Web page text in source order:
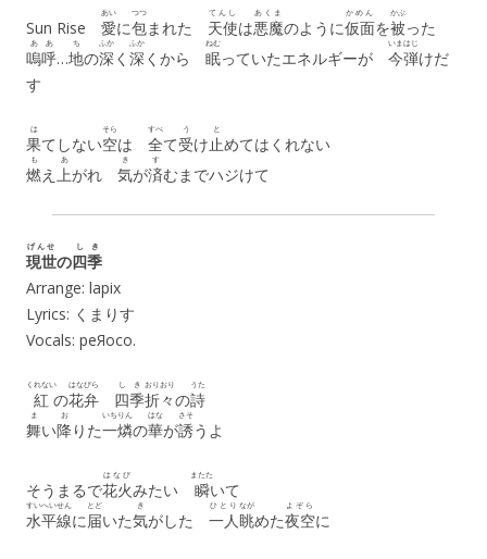
Sun Rise 愛
あい
に包
つつ
まれた 天使
てんし
は悪魔
あくま
のように仮面
かめん
を被
かぶ
った
嗚呼
ああ
…地
ち
の深
ふか
く 深
ふか
くから 眠
ねむ
っていたエネルギーが 今
いま
弾
はじ
けだ
す
果
は
てしない空
そら
は 全
すべ
て受
う
け止
と
めてはくれない
燃
も
え 上
あ
がれ 気
き
が済
す
むまでハジけて
現世
げんせ
の四季
しき
Arrange: lapix
Lyrics: くまりす
Vocals: peЯoco.
紅
くれない
の花弁
はなびら
四季
しき
折々
おりおり
の詩
うた
舞
ま
い降
お
りた一燐
いちりん
の華
はな
が誘
さそ
うよ
そうまるで花火
はなび
みたい 瞬
またた
いて
水平線
すいへいせん
に届
とど
いた気
き
がした 一人
ひとり
眺
なが
めた夜空
よぞら
に